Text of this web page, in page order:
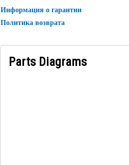
Информация о гарантии
Политика возврата
Parts Diagrams